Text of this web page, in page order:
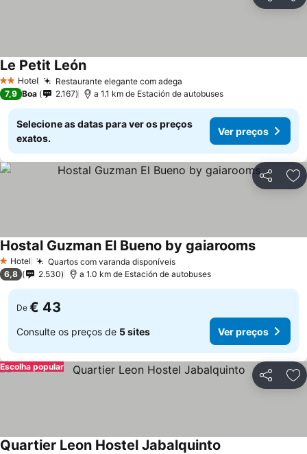
2 Estrelas
Hotel Restaurante elegante com adega
Le Petit LeónVer preços
7,9 Boa 2.167 a 1.1 km de Estación de autobuses
Selecione as datas para ver os preços
exatos.
Ver preços
Partilhar
1 Estrelas
Hotel Quartos com varanda disponíveisVer preços
Hostal Guzman El Bueno by gaiaroomsVer
6,8 2.530 a 1.0 km de Estación de autobuses
De € 43
Consulte os preços de 5 sites Ver preços
Partilhar
Escolha popular
Quartier Leon Hostel Jabalquinto